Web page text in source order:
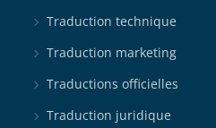
Traduction technique
Traduction marketing
Traductions officielles
Traduction juridique